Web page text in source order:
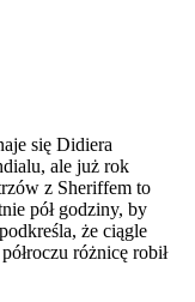
się Didiera
ale już rok
z Sheriffem to
pół godziny, by
że ciągle
różnicę robił